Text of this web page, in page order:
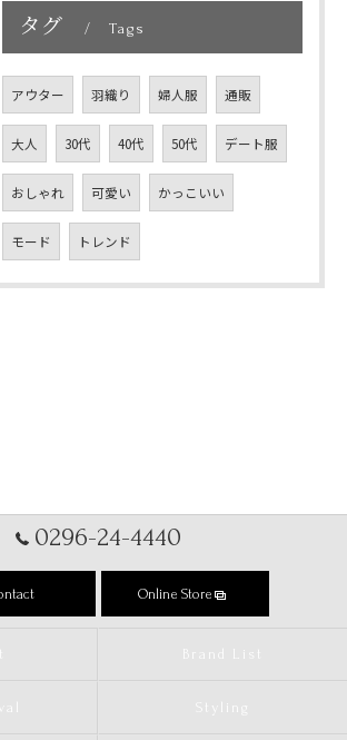
タグ Tags
アウター 羽織り 婦人服 通販
大人 30代 40代 50代 デート服
おしゃれ 可愛い かっこいい
モード トレンド
0296-24-4440
Online Store
Brand List
Styling